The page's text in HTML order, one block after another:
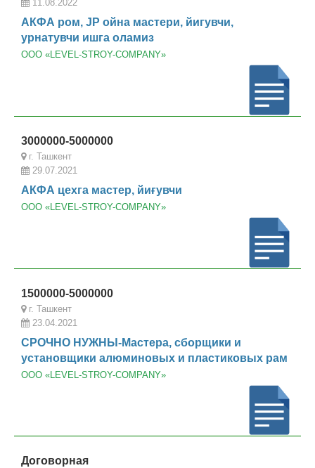
11.08.2022
АКФА ром, JP ойна мастери, йигувчи,
урнатувчи ишга оламиз
ООО «LEVEL-STROY-COMPANY»
3000000-5000000
г. Ташкент
29.07.2021
АКФА цехга мастер, йиғувчи
ООО «LEVEL-STROY-COMPANY»
1500000-5000000
г. Ташкент
23.04.2021
СРОЧНО НУЖНЫ-Мастера, сборщики и
установщики алюминовых и пластиковых рам
ООО «LEVEL-STROY-COMPANY»
Договорная